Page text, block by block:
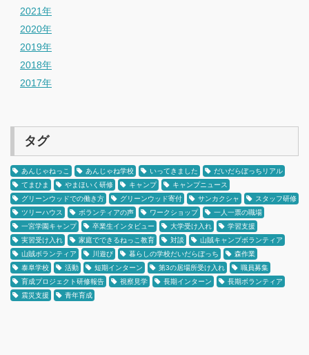
2021年
2020年
2019年
2018年
2017年
タグ
あんじゃねっこ あんじゃね学校 いってきました
だいだらぼっちリアル
てまひま
やまほいく研修 キャンプ
キャンプニュース
グリーンウッドでの働き方
グリーンウッド寄付 サンカクシャ
スタッフ研修
ツリーハウス
ボランティアの声 ワークショップ
一人一票の職場
一宮学園キャンプ
卒業生インタビュー 大学受け入れ
学習支援
実習受け入れ
家庭でできるねっこ教育 対談
山賊キャンプボランティア
山賊ボランティア
川遊び 暮らしの学校だいだらぼっち
森作業
泰阜学校
活動 短期インターン 第3の居場所受け入れ
職員募集
育成プロジェクト研修報告
視察見学 長期インターン
長期ボランティア
震災支援
青年育成